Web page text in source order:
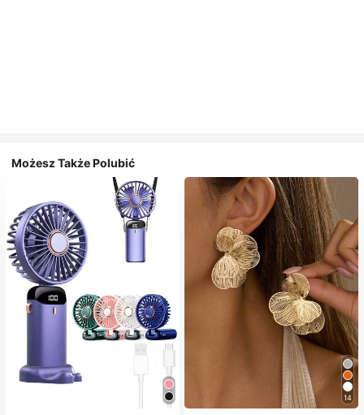
Możesz Także Polubić
14